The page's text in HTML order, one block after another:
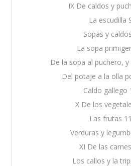
IX De caldos y
La escudilla
Sopas y
La sopa
De la sopa al puchero,
Del potaje a la olla
Caldo gallego
X De los
Las frutas
Verduras y
XI De las
Los callos y la